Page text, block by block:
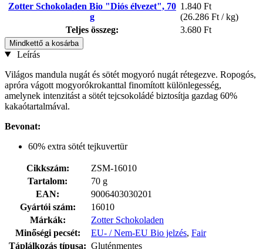
Zotter Schokoladen Bio "Diós élvezet", 70
g
1.840 Ft
(26.286 Ft / kg)
Teljes összeg:
3.680 Ft
Mindkettő a kosárba
Leírás
Világos mandula nugát és sötét mogyoró nugát rétegezve. Ropogós,
apróra vágott mogyorókrokanttal finomított különlegesség,
amelynek intenzitást a sötét tejcsokoládé biztosítja gazdag 60%
kakaótartalmával.
Bevonat:
60% extra sötét tejkuvertür
Cikkszám:
ZSM-16010
Tartalom:
70 g
EAN:
9006403030201
Gyártói szám:
16010
Márkák:
Zotter Schokoladen
Minőségi pecsét:
EU- / Nem-EU Bio jelzés, Fair
Táplálkozás típusa: Gluténmentes